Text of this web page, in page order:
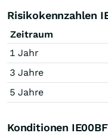
Risikokennzahlen
Zeitraum
1 Jahr
3 Jahre
5 Jahre
Konditionen